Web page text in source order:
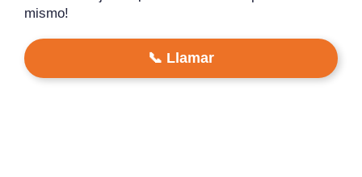
mismo!
📞 Llamar